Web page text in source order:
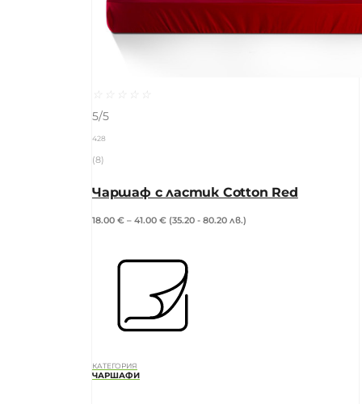
☆ ☆ ☆ ☆
☆
5/5
428
(8)
Чаршаф с ластик Cotton Red
18.00 € – 41.00 € (35.20 - 80.20 лв.)
КАТЕГОРИЯ
ЧАРШАФИ